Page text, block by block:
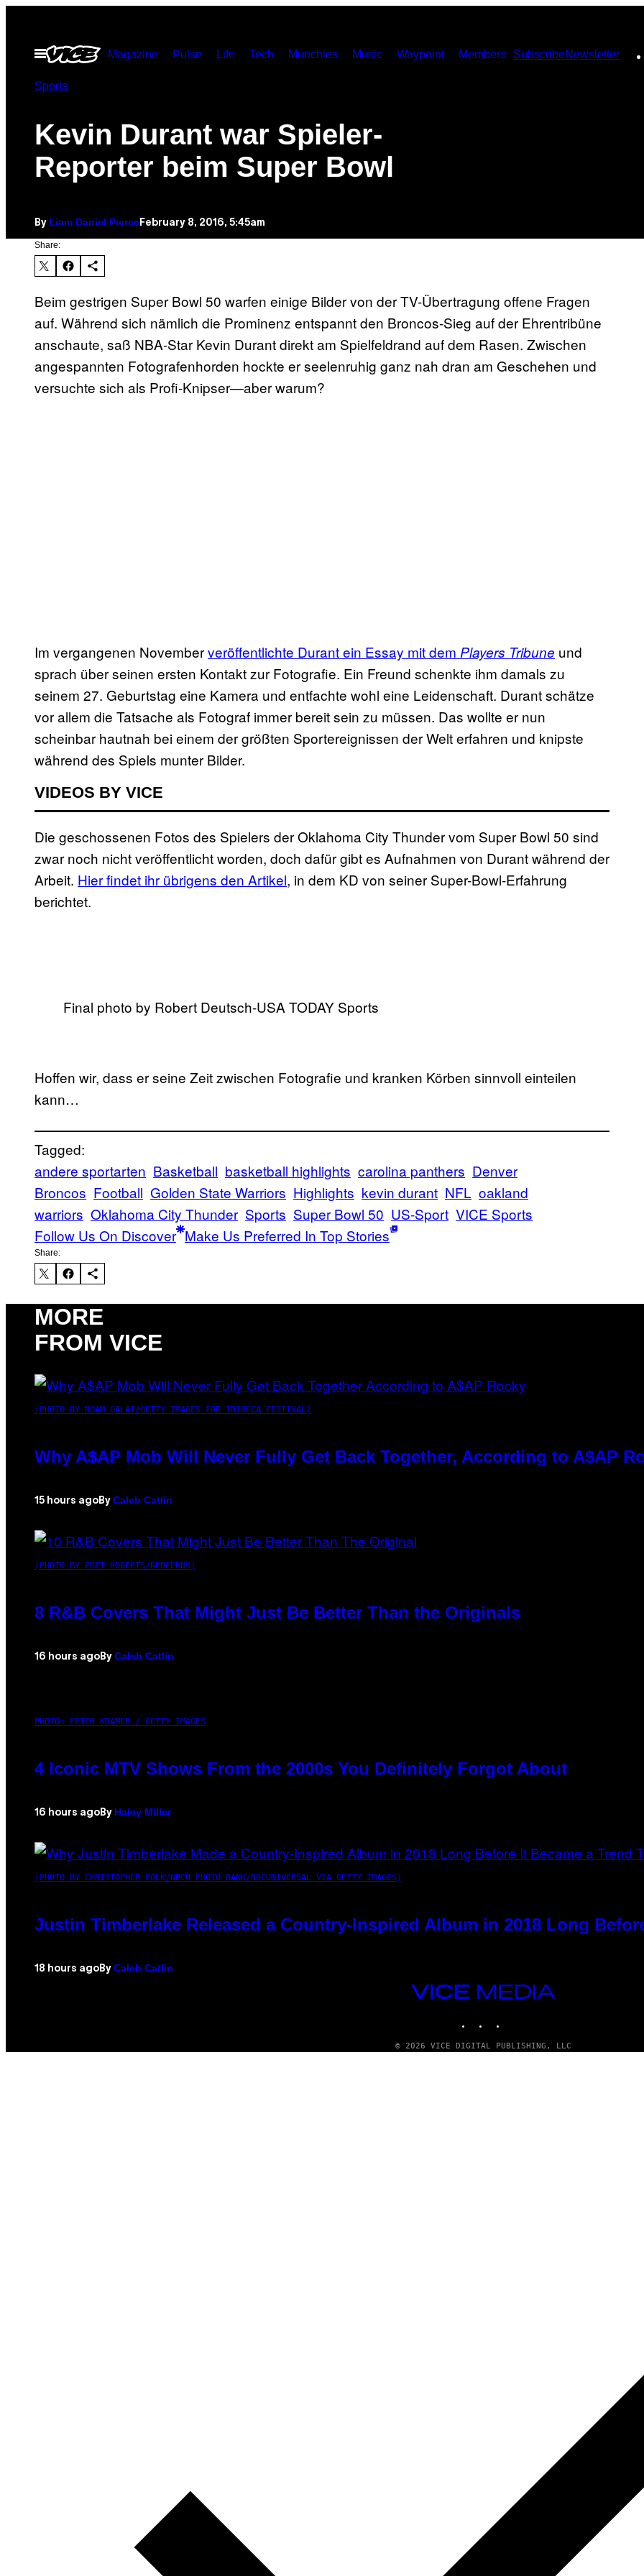
contentOpen
Menu
Magazine Pulse Life Tech Munchies Music Waypoint Members SubscribeNewsletter
Sports
Kevin Durant war Spieler-
Reporter beim Super Bowl
By Liam Daniel Pierce February 8, 2016, 5:45am
Share:
Beim gestrigen Super Bowl 50 warfen einige Bilder von der TV-Übertragung offene Fragen
auf. Während sich nämlich die Prominenz entspannt den Broncos-Sieg auf der Ehrentribüne
anschaute, saß NBA-Star Kevin Durant direkt am Spielfeldrand auf dem Rasen. Zwischen
angespannten Fotografenhorden hockte er seelenruhig ganz nah dran am Geschehen und
versuchte sich als Profi-Knipser—aber warum?
Im vergangenen Novemberveröffentlichte Durant ein Essay mit dem Players Tribune und
sprach über seinen ersten Kontakt zur Fotografie. Ein Freund schenkte ihm damals zu
seinem 27. Geburtstag eine Kamera und entfachte wohl eine Leidenschaft. Durant schätze
vor allem die Tatsache als Fotograf immer bereit sein zu müssen. Das wollte er nun
scheinbar hautnah bei einem der größten Sportereignissen der Welt erfahren und knipste
während des Spiels munter Bilder.
VIDEOS BY VICE
Die geschossenen Fotos des Spielers der Oklahoma City Thunder vom Super Bowl 50 sind
zwar noch nicht veröffentlicht worden, doch dafür gibt es Aufnahmen von Durant während der
Arbeit. Hier findet ihr übrigens den Artikel, in dem KD von seiner Super-Bowl-Erfahrung
berichtet.
Final photo by Robert Deutsch-USA TODAY Sports
Hoffen wir, dass er seine Zeit zwischen Fotografie und kranken Körben sinnvoll einteilen
kann…
Tagged:
andere sportarten Basketball basketball highlights carolina panthers Denver
Broncos Football Golden State Warriors Highlights kevin durant NFL oakland
warriors Oklahoma City Thunder Sports Super Bowl 50 US-Sport VICE Sports
Follow Us On Discover Make Us Preferred In Top Stories
Share:
MORE
FROM VICE
(PHOTO BY NOAM GALAI/GETTY IMAGES FOR TRIBECA FESTIVAL)
Why A$AP Mob Will Never Fully Get Back Together, According to A$AP
15 hours ago By Caleb Catlin
(PHOTO BY EBET ROBERTS/REDFERNS)
8 R&B Covers That Might Just Be Better Than the Originals
16 hours ago By Caleb Catlin
PHOTO: PETER KRAMER / GETTY IMAGES
4 Iconic MTV Shows From the 2000s You Definitely Forgot About
16 hours ago By Haley Miller
(PHOTO BY CHRISTOPHER POLK/NBCU PHOTO BANK/NBCUNIVERSAL VIA GETTY IMAGES)
Justin Timberlake Released a Country-Inspired Album in 2018 Long
18 hours ago By Caleb Catlin
VICE
© 2026 VICE DIGITAL PUBLISHING, LLC